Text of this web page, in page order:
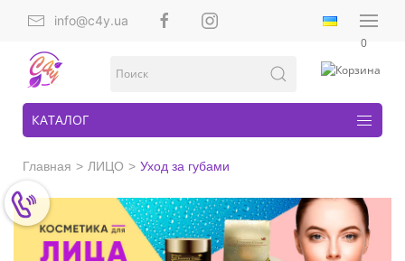
info@c4y.ua
0
КАТАЛОГ
Главная ЛИЦО Уход за губами